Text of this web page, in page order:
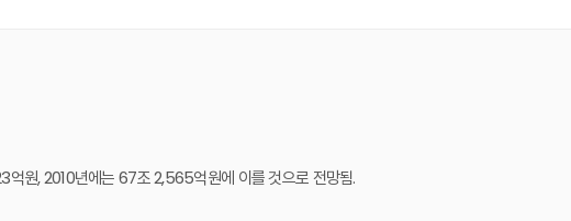
원, 2010년에는 67조 2,565억원에 이를 것으로 전망됨.